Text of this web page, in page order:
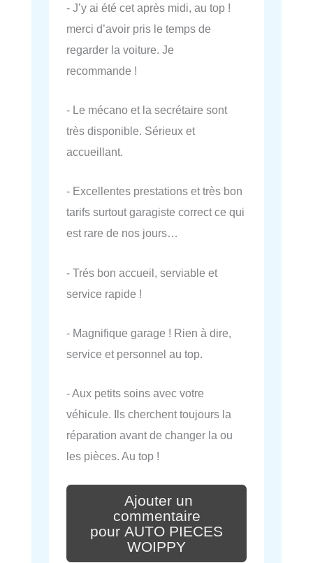
- J’y ai été cet après midi, au top !
merci d’avoir pris le temps de
regarder la voiture. Je
recommande !
- Le mécano et la secrétaire sont
très disponible. Sérieux et
accueillant.
- Excellentes prestations et très bon
tarifs surtout garagiste correct ce qui
est rare de nos jours…
- Trés bon accueil, serviable et
service rapide !
- Magnifique garage ! Rien à dire,
service et personnel au top.
- Aux petits soins avec votre
véhicule. Ils cherchent toujours la
réparation avant de changer la ou
les pièces. Au top !
Ajouter un
commentaire
pour AUTO PIECES
WOIPPY